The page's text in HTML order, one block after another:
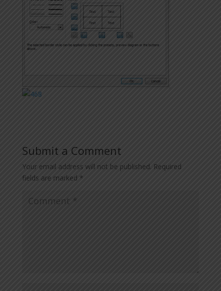
Submit a Comment
Your email address will not be published. Required
fields are marked *